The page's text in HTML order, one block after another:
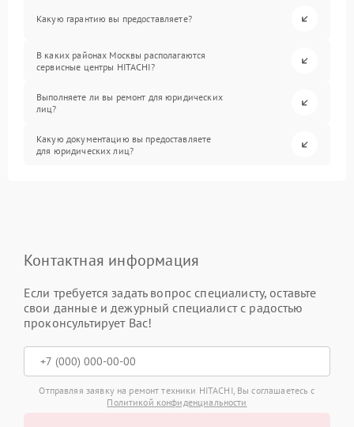
Какую гарантию вы предоставляете?
В каких районах Москвы располагаются
сервисные центры HITACHI?
Выполняете ли вы ремонт для юридических
лиц?
Какую документацию вы предоставляете
для юридических лиц?
Контактная информация
Если требуется задать вопрос специалисту, оставьте
свои данные и дежурный специалист с радостью
проконсультирует Вас!
Отправляя заявку на ремонт техники HITACHI, Вы соглашаетесь с
Политикой конфиденциальности